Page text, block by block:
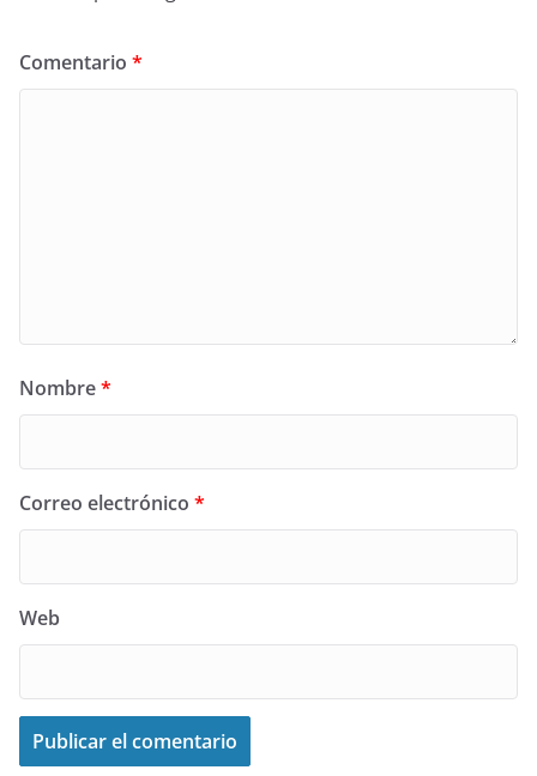
Comentario *
Nombre*
Correo electrónico *
Web